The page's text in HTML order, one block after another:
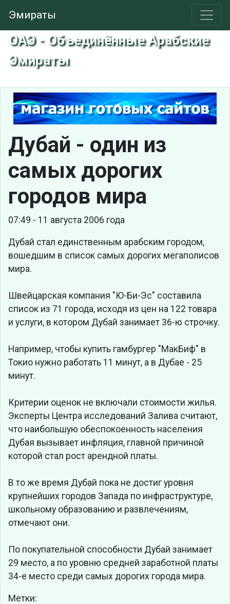
Эмираты
ОАЭ - Объединённые Арабские
Эмираты
Дубай - один из
самых дорогих
городов мира
07:49 - 11 августа 2006 года
Дубай стал единственным арабским городом,
вошедшим в список самых дорогих мегаполисов
мира.
Швейцарская компания "Ю-Би-Эс" составила
список из 71 города, исходя из цен на 122 товара
и услуги, в котором Дубай занимает 36-ю строчку.
Например, чтобы купить гамбургер "МакБиф" в
Токио нужно работать 11 минут, а в Дубае - 25
минут.
Критерии оценок не включали стоимости жилья.
Эксперты Центра исследований Залива считают,
что наибольшую обеспокоенность населения
Дубая вызывает инфляция, главной причиной
которой стал рост арендной платы.
В то же время Дубай пока не достиг уровня
крупнейших городов Запада по инфраструктуре,
школьному образованию и развлечениям,
отмечают они.
По покупательной способности Дубай занимает
29 место, а по уровню средней заработной платы
34-е место среди самых дорогих города мира.
Метки: